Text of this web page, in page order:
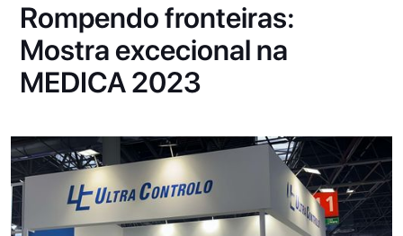
Rompendo fronteiras:
Mostra excecional na
MEDICA 2023